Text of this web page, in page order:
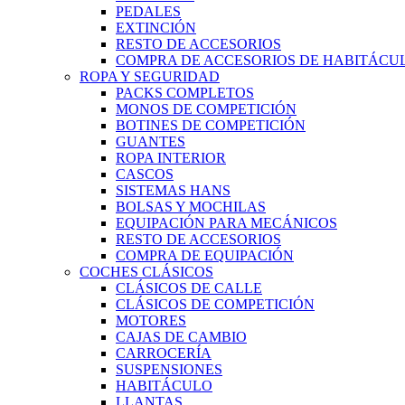
PEDALES
EXTINCIÓN
RESTO DE ACCESORIOS
COMPRA DE ACCESORIOS DE
ROPA Y SEGURIDAD
PACKS COMPLETOS
MONOS DE COMPETICIÓN
BOTINES DE COMPETICIÓN
GUANTES
ROPA INTERIOR
CASCOS
SISTEMAS HANS
BOLSAS Y MOCHILAS
EQUIPACIÓN PARA MECÁNICOS
RESTO DE ACCESORIOS
COMPRA DE EQUIPACIÓN
COCHES CLÁSICOS
CLÁSICOS DE CALLE
CLÁSICOS DE COMPETICIÓN
MOTORES
CAJAS DE CAMBIO
CARROCERÍA
SUSPENSIONES
HABITÁCULO
LLANTAS